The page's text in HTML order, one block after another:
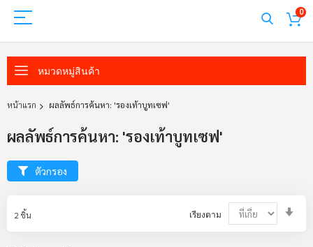
0
หมวดหมู่สินค้า
หน้าแรก ผลลัพธ์การค้นหา: 'รองเท้าบูทเซฟ'
ผลลัพธ์การค้นหา: 'รองเท้าบูทเซฟ'
2 ชิ้น เรียงตาม
ตัวกรอง